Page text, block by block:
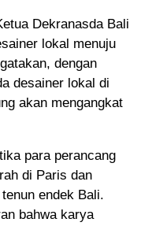
Dekranasda Bali
lokal menuju
dengan
desainer lokal di
akan mengangkat
para perancang
di Paris dan
endek Bali.
bahwa karya